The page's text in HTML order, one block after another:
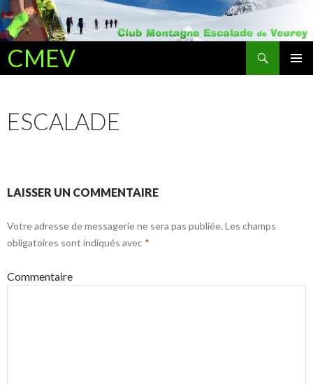
CMEV
Recherche
ALLER AU CONTENU PRINCIPAL
ESCALADE
LAISSER UN COMMENTAIRE
Votre adresse de messagerie ne sera pas publiée. Les champs
obligatoires sont indiqués avec *
Commentaire